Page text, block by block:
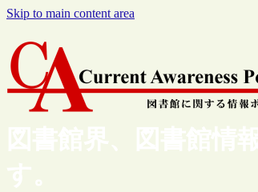
Skip to main content area
図書館界、図書館情
す。